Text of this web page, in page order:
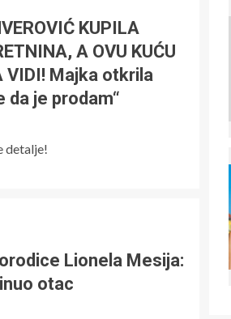
KUPILA
A OVU KUĆU
VIDI! Majka otkrila
da je prodam“
detalje!
Lionela Mesija:
otac